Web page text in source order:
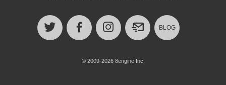
BLOG
© 2009-2026 8engine Inc.